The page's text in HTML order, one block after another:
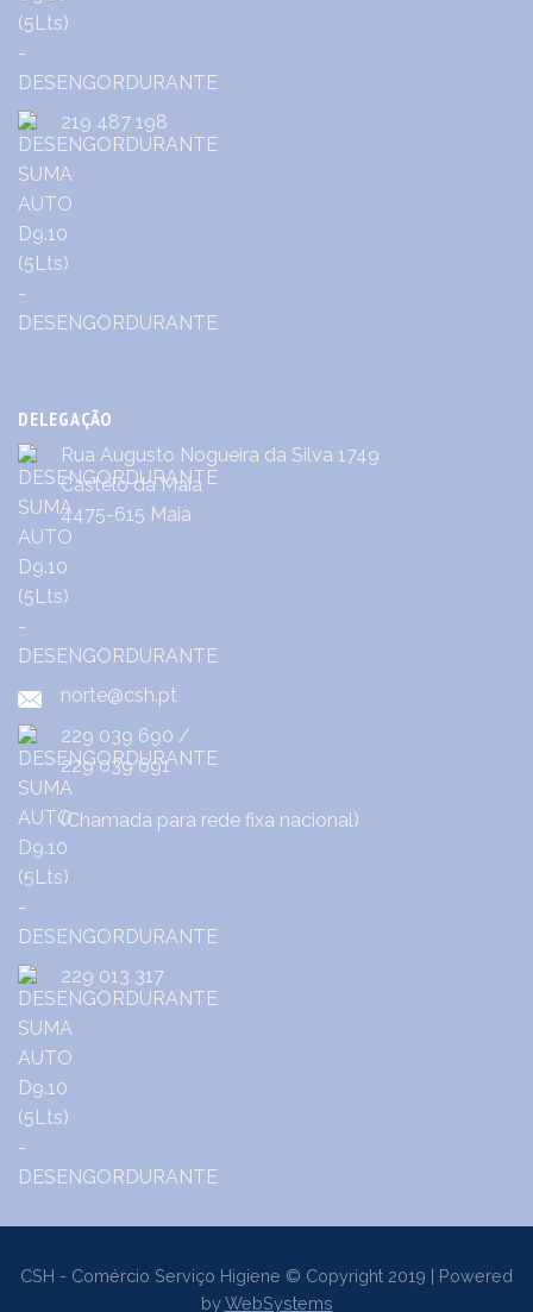
219 487 198
DELEGAÇÃO
Rua Augusto Nogueira da Silva 1749
Castêlo da Maia
4475-615 Maia
norte@csh.pt
229 039 690 /
229 039 691
(Chamada para rede fixa nacional)
229 013 317
CSH - Comércio Serviço Higiene © Copyright 2019 | Powered
byWebSystems